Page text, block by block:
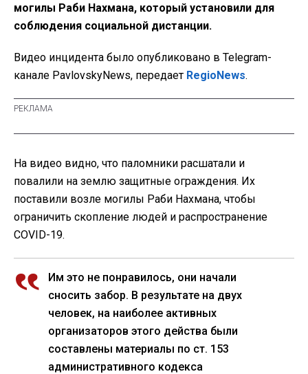
могилы Раби Нахмана, который установили для
соблюдения социальной дистанции.
Видео инцидента было опубликовано в Telegram-
канале PavlovskyNews, передает RegioNews.
На видео видно, что паломники расшатали и
повалили на землю защитные ограждения. Их
поставили возле могилы Раби Нахмана, чтобы
ограничить скопление людей и распространение
COVID-19.
Им это не понравилось, они начали
сносить забор. В результате на двух
человек, на наиболее активных
организаторов этого действа были
составлены материалы по ст. 153
административного кодекса